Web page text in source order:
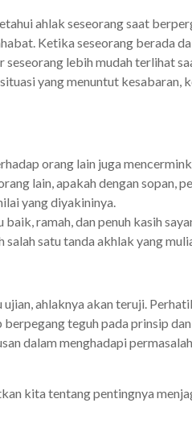
ahlak seseorang saat
Ketika seseorang berada
lebih mudah terlihat
yang menuntut kesabaran,
orang lain juga
lain, apakah dengan sopan,
yang diyakininya.
ramah, dan penuh kasih
satu tanda akhlak yang
ahlaknya akan teruji.
teguh pada prinsip
dalam menghadapi
kita tentang pentingnya